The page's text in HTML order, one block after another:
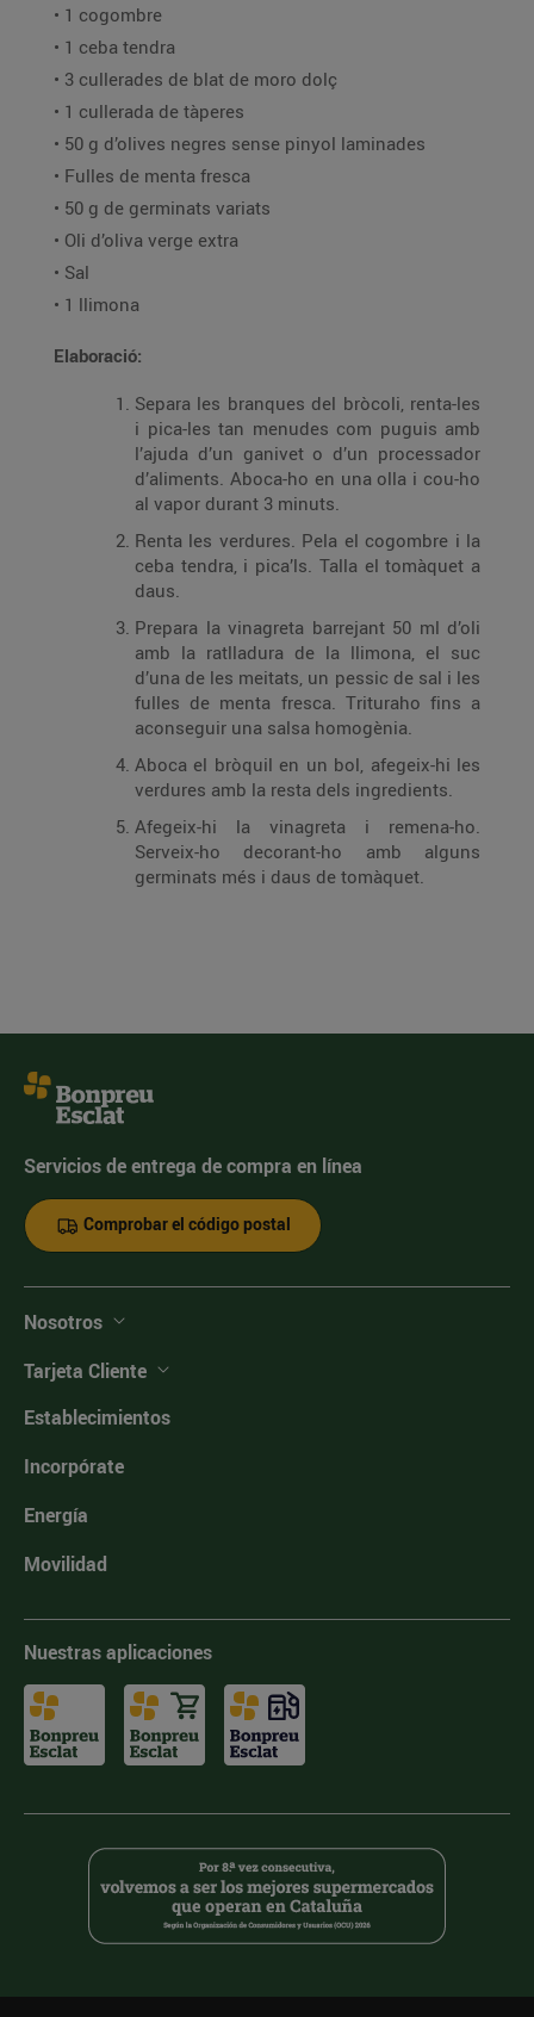
• 1 cogombre
• 1 ceba tendra
• 3 cullerades de blat de moro dolç
• 1 cullerada de tàperes
• 50 g d’olives negres sense pinyol laminades
• Fulles de menta fresca
• 50 g de germinats variats
• Oli d’oliva verge extra
• Sal
• 1 llimona
Elaboració:
Separa les branques del bròcoli, renta-les
i pica-les tan menudes com puguis amb
l’ajuda d’un ganivet o d’un processador
d’aliments. Aboca-ho en una olla i cou-ho
al vapor durant 3 minuts.
Renta les verdures. Pela el cogombre i la
ceba tendra, i pica’ls. Talla el tomàquet a
daus.
Prepara la vinagreta barrejant 50 ml d’oli
amb la ratlladura de la llimona, el suc
d’una de les meitats, un pessic de sal i les
fulles de menta fresca. Trituraho fins a
aconseguir una salsa homogènia.
Aboca el bròquil en un bol, afegeix-hi les
verdures amb la resta dels ingredients.
Afegeix-hi la vinagreta i remena-ho.
Serveix-ho decorant-ho amb alguns
germinats més i daus de tomàquet.
Servicios de entrega de compra en línea
Comprobar el código postal
Nosotros
Tarjeta Cliente
Establecimientos
Incorpórate
Energía
Movilidad
Nuestras aplicaciones